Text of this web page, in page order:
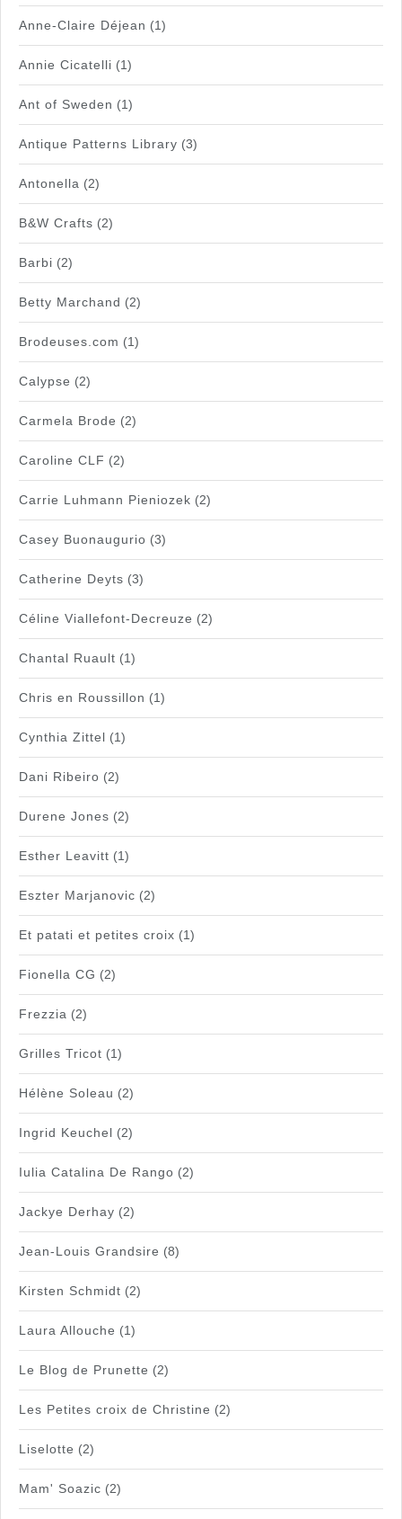
Anne-Claire Déjean (1)
Annie Cicatelli (1)
Ant of Sweden (1)
Antique Patterns Library (3)
Antonella (2)
B&W Crafts (2)
Barbi (2)
Betty Marchand (2)
Brodeuses.com (1)
Calypse (2)
Carmela Brode (2)
Caroline CLF (2)
Carrie Luhmann Pieniozek (2)
Casey Buonaugurio (3)
Catherine Deyts (3)
Céline Viallefont-Decreuze (2)
Chantal Ruault (1)
Chris en Roussillon (1)
Cynthia Zittel (1)
Dani Ribeiro (2)
Durene Jones (2)
Esther Leavitt (1)
Eszter Marjanovic (2)
Et patati et petites croix (1)
Fionella CG (2)
Frezzia (2)
Grilles Tricot (1)
Hélène Soleau (2)
Ingrid Keuchel (2)
Iulia Catalina De Rango (2)
Jackye Derhay (2)
Jean-Louis Grandsire (8)
Kirsten Schmidt (2)
Laura Allouche (1)
Le Blog de Prunette (2)
Les Petites croix de Christine (2)
Liselotte (2)
Mam' Soazic (2)